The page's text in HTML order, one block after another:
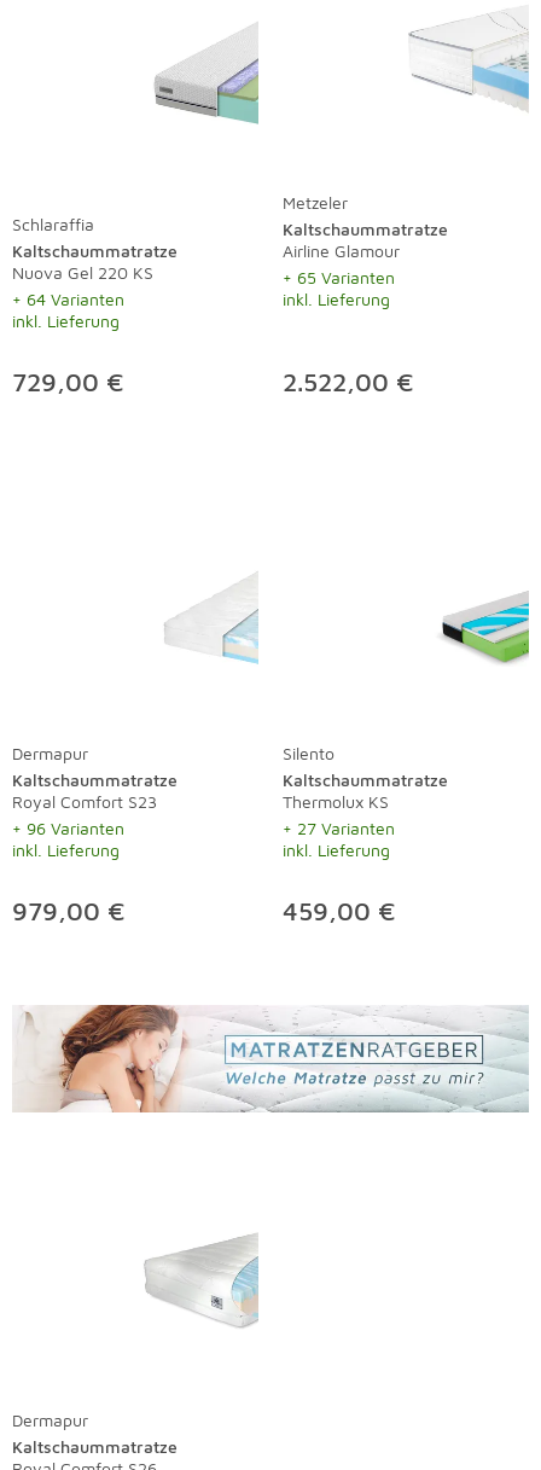
Schlaraffia
Kaltschaummatratze
Nuova Gel 220 KS
+ 64 Varianten
inkl. Lieferung
729,00 €
Metzeler
Kaltschaummatratze
Airline Glamour
+ 65 Varianten
inkl. Lieferung
2.522,00 €
Dermapur
Kaltschaummatratze
Royal Comfort S23
+ 96 Varianten
inkl. Lieferung
979,00 €
Silento
Kaltschaummatratze
Thermolux KS
+ 27 Varianten
inkl. Lieferung
459,00 €
Dermapur
Kaltschaummatratze